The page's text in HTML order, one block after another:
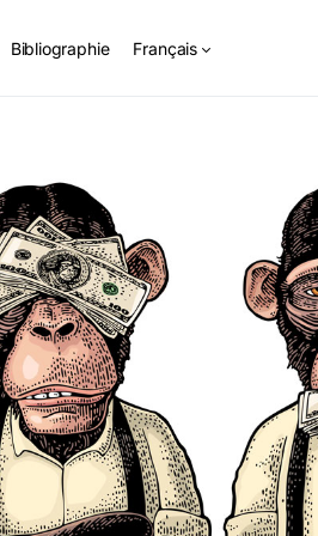
Bibliographie Français